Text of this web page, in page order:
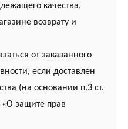
качества,
возврату и
от заказанного
если доставлен
(на основании п.3 ст.
«О защите прав